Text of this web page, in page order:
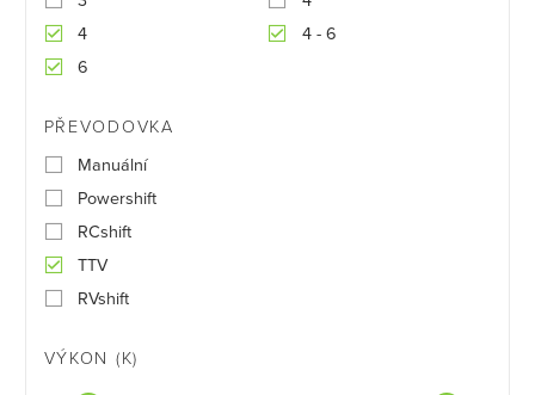
4
4 - 6
6
PŘEVODOVKA
Manuální
Powershift
RCshift
TTV
RVshift
VÝKON (K)